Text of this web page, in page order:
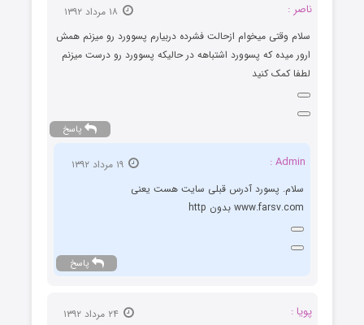
ناصر :
سلام وقتی میخوام ازحالت فشرده دربیارم پسوورد رو میزنم همش
ارور میده که پسوورد اشتباهه در حالیکه پسوورد رو درست میزنم
لطفا کمک کنید
پاسخ
Admin :
سلام. پسورد آدرس قبلی سایت هست یعنی
www.farsv.com بدون http
پاسخ
پویا :